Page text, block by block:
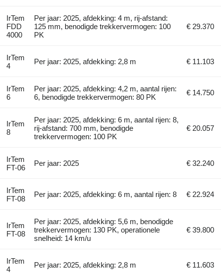
IrTem
FDD
4000
Per jaar: 2025, afdekking: 4 m, rij-afstand:
125 mm, benodigde trekkervermogen: 100
PK
€ 29.370
IrTem
4
Per jaar: 2025, afdekking: 2,8 m € 11.103
IrTem
6
Per jaar: 2025, afdekking: 4,2 m, aantal rijen:
6, benodigde trekkervermogen: 80 PK
€ 14.750
IrTem
8
Per jaar: 2025, afdekking: 6 m, aantal rijen: 8,
rij-afstand: 700 mm, benodigde
trekkervermogen: 100 PK
€ 20.057
IrTem
FT-06
Per jaar: 2025 € 32.240
IrTem
FT-08
Per jaar: 2025, afdekking: 6 m, aantal rijen: 8 € 22.924
IrTem
FT-08
Per jaar: 2025, afdekking: 5,6 m, benodigde
trekkervermogen: 130 PK, operationele
snelheid: 14 km/u
€ 39.800
IrTem
4
Per jaar: 2025, afdekking: 2,8 m € 11.603